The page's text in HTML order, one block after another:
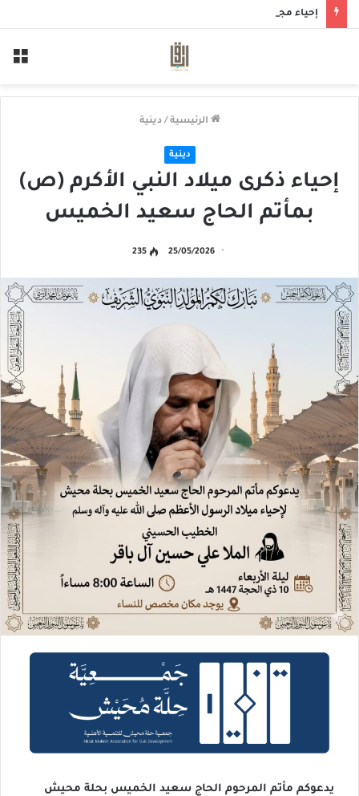
إحياء مجلس حسيني بمأتم الحاج أحمد منصور الخميس
الرئيسية / دينية
دينية
إحياء ذكرى ميلاد النبي الأكرم (ص)
بمأتم الحاج سعيد الخميس
25/05/2026
235
يدعوكم مأتم المرحوم الحاج سعيد الخميس بحلة محيش